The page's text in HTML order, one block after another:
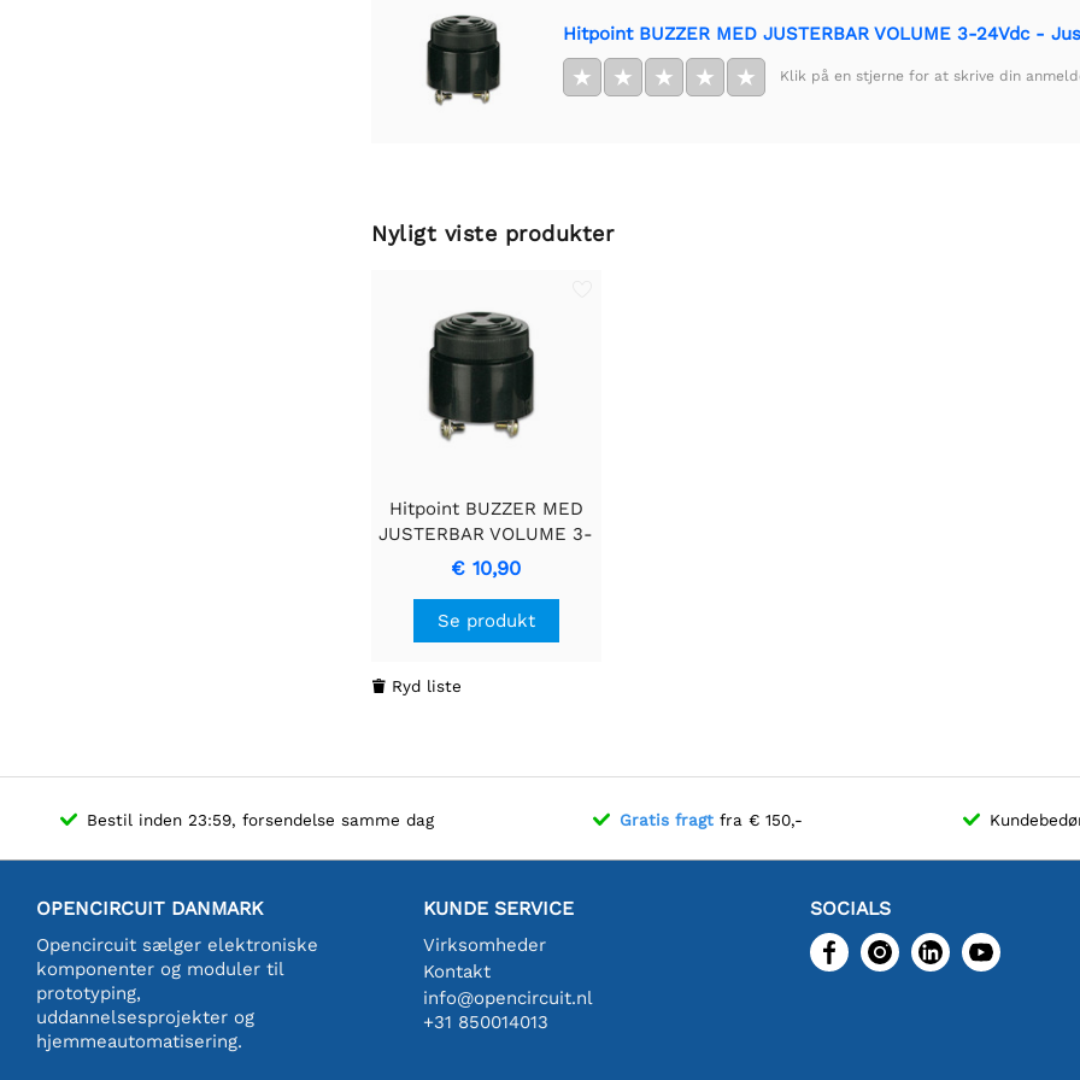
Hitpoint BUZZER MED JUSTERBAR VOLUME 3-24Vdc -
★ ★ ★ ★ ★ Klik på en stjerne for at skrive din
Nyligt viste produkter
Hitpoint BUZZER MED
JUSTERBAR VOLUME 3-
24Vdc - Justerbar
akustisk signalering
€ 10,90
Se produkt
 Ryd liste
Bestil inden 23:59, forsendelse samme dag Gratis fragt fra € 150,-
OPENCIRCUIT DANMARK
Opencircuit sælger elektroniske
komponenter og moduler til
prototyping,
uddannelsesprojekter og
hjemmeautomatisering.
KUNDE SERVICE
Virksomheder
Kontakt
info@opencircuit.nl
+31 850014013
SOCIALS